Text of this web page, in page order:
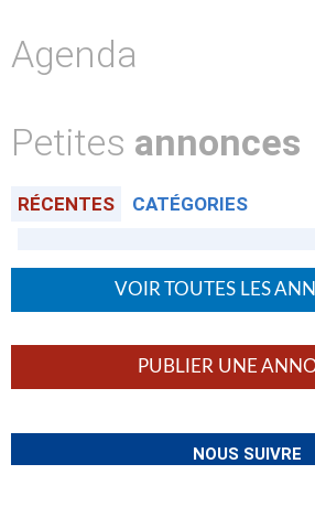
Agenda
Petites annonces
RÉCENTES CATÉGORIES
VOIR TOUTES LES
PUBLIER UNE
NOUS SUIVRE